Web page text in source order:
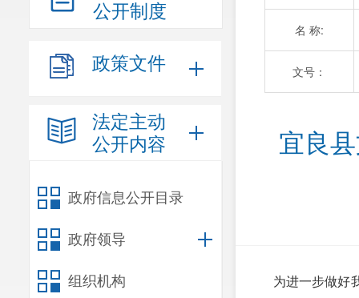
公开制度
政策文件
法定主动
公开内容
政府信息公开目录
政府领导
组织机构
名 称:
文号：
宜良
为进一步做好